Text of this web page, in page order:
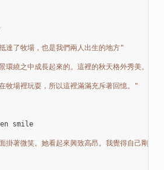
達了牧場，也是我們兩人出生的地方"
環繞之中成長起來的。這裡的秋天格外秀美。"
牧場裡玩耍，所以這裡滿滿充斥著回憶。"
smile
掛著微笑。她看起來興致高昂。我覺得自己剛才